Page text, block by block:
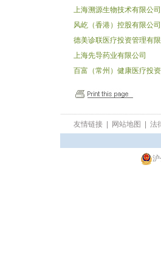
上海溯源生物技术有限公司
风屹（香港）控股有限公司
德美诊联医疗投资管理有限
上海先导药业有限公司
百富（常州）健康医疗投资
友情链接 网站地图 法